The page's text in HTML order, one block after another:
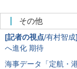
その他
[記者の視点/有村智成
へ進化 期待
海事データ「定航・